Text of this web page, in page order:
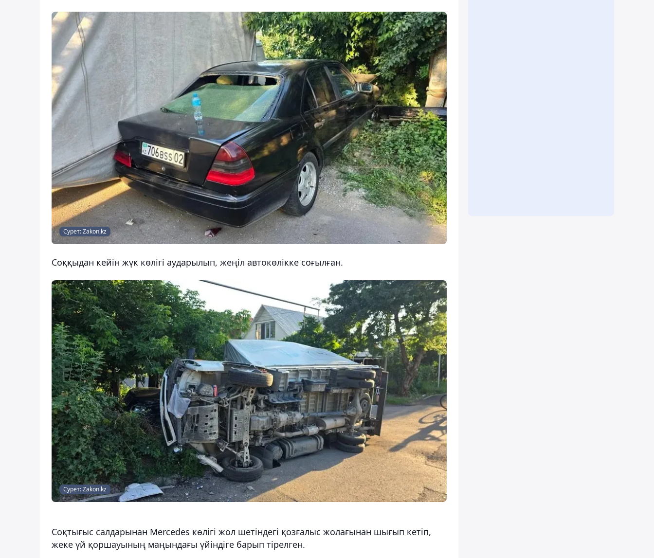
Сурет: Zakon.kz
Соққыдан кейін жүк көлігі аударылып, жеңіл автокөлікке соғылған.
Сурет: Zakon.kz
Соқтығыс салдарынан Mercedes көлігі жол шетіндегі қозғалыс жолағынан шығып кетіп,
жеке үй қоршауының маңындағы үйіндіге барып тірелген.